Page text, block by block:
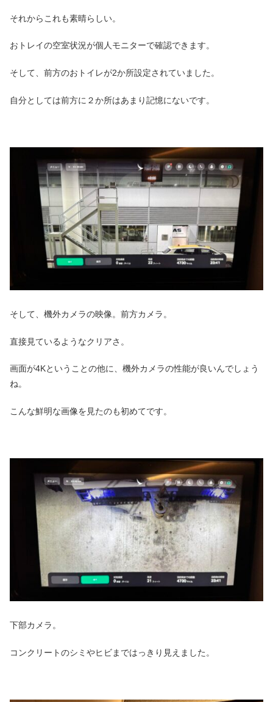
それからこれも素晴らしい。
おトレイの空室状況が個人モニターで確認できます。
そして、前方のおトイレが2か所設定されていました。
自分としては前方に２か所はあまり記憶にないです。
そして、機外カメラの映像。前方カメラ。
直接見ているようなクリアさ。
画面が4Kということの他に、機外カメラの性能が良いんでしょう
ね。
こんな鮮明な画像を見たのも初めてです。
下部カメラ。
コンクリートのシミやヒビまではっきり見えました。